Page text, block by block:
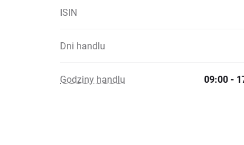
ISIN
Dni handlu
Godziny handlu 09:00 -